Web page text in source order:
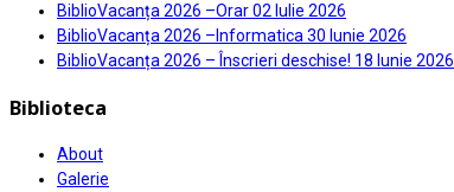
BiblioVacanța 2026 –Orar02 Iulie 2026
BiblioVacanța 2026 –Informatica30 Iunie 2026
BiblioVacanța 2026 – Înscrieri deschise! 18 Iunie 2026
Biblioteca
About
Galerie